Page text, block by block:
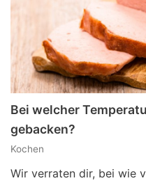
Bei welcher
gebacken?
Kochen
Wir verraten dir, bei wie